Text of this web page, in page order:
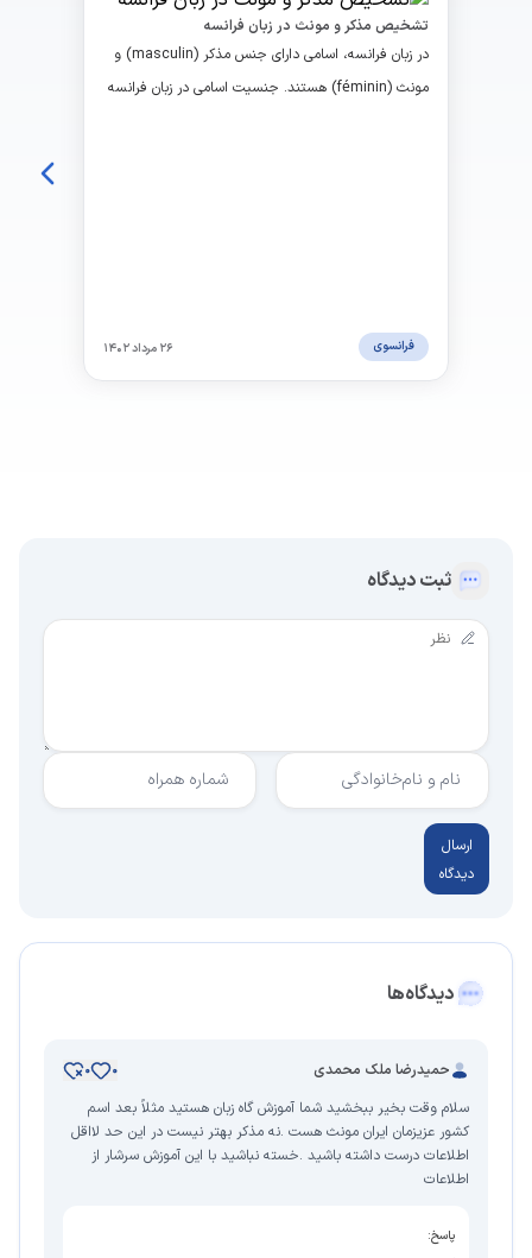
تشخیص مذکر و مونث در زبان فرانسه
در زبان فرانسه، اسامی دارای جنس مذکر (masculin) و
مونث (féminin) هستند. جنسیت اسامی در زبان فرانسه
فرانسوی ۲۶ مرداد ۱۴۰۲
ثبت دیدگاه
نام و نام‌خانوادگی شماره همراه
ارسال
دیدگاه
دیدگاه‌ها
حمیدرضا ملک محمدی 0
0
سلام وقت بخیر ببخشید شما آموزش گاه زبان هستید مثلاً بعد اسم
کشور عزیزمان ایران مونث هست .نه مذکر بهتر نیست در این حد لااقل
اطلاعات درست داشته باشید .خسته نباشید با این آموزش سرشار از
اطلاعات
پاسخ: